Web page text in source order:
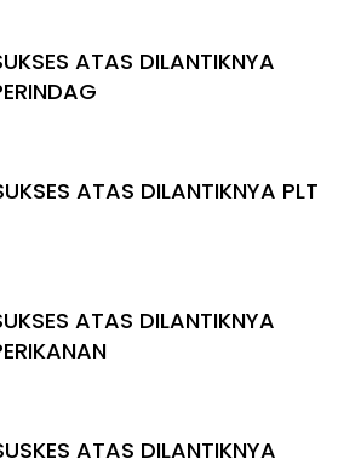
ATAS DILANTIKNYA
ATAS DILANTIKNYA PLT
ATAS DILANTIKNYA
ATAS DILANTIKNYA